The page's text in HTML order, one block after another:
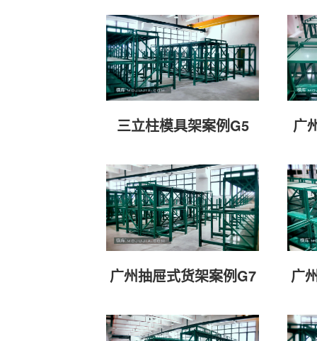
三立柱模具架案例G5 广
广州抽屉式货架案例G7 广